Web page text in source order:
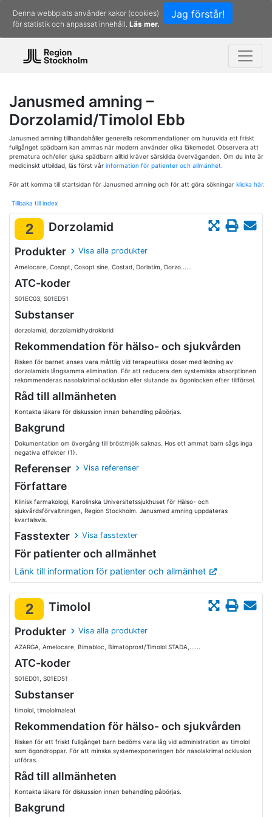
Jag förstår!
Denna webbplats använder kakor (cookies)
för statistik och anpassat innehåll. Läs mer.
Janusmed amning –
Dorzolamid/Timolol Ebb
Janusmed amning tillhandahåller generella rekommendationer om huruvida ett friskt
fullgånget spädbarn kan ammas när modern använder olika läkemedel. Observera att
prematura och/eller sjuka spädbarn alltid kräver särskilda överväganden. Om du inte är
medicinskt utbildad, läs först vår information för patienter och allmänhet.
För att komma till startsidan för Janusmed amning och för att göra sökningar klicka här.
Tillbaka till index
2 Dorzolamid
Produkter Visa alla produkter
Amelocare, Cosopt, Cosopt sine, Costad, Dorlatim, Dorzo......
ATC-koder
S01EC03, S01ED51
Substanser
dorzolamid, dorzolamidhydroklorid
Rekommendation för hälso- och sjukvården
Risken för barnet anses vara måttlig vid terapeutiska doser med ledning av
dorzolamids långsamma elimination. För att reducera den systemiska absorptionen
rekommenderas nasolakrimal ocklusion eller slutande av ögonlocken efter tillförsel.
Råd till allmänheten
Kontakta läkare för diskussion innan behandling påbörjas.
Bakgrund
Dokumentation om övergång till bröstmjölk saknas. Hos ett ammat barn sågs inga
negativa effekter (1).
Referenser Visa referenser
Författare
Klinisk farmakologi, Karolinska Universitetssjukhuset för Hälso- och
sjukvårdsförvaltningen, Region Stockholm. Janusmed amning uppdateras
kvartalsvis.
Fasstexter Visa fasstexter
För patienter och allmänhet
Länk till information för patienter och allmänhet
2 Timolol
Produkter Visa alla produkter
AZARGA, Amelocare, Bimabloc, Bimatoprost/Timolol STADA,......
ATC-koder
S01ED01, S01ED51
Substanser
timolol, timololmaleat
Rekommendation för hälso- och sjukvården
Risken för ett friskt fullgånget barn bedöms vara låg vid administration av timolol
som ögondroppar. För att minska systemexponeringen bör nasolakrimal ocklusion
utföras.
Råd till allmänheten
Kontakta läkare för diskussion innan behandling påbörjas.
Bakgrund